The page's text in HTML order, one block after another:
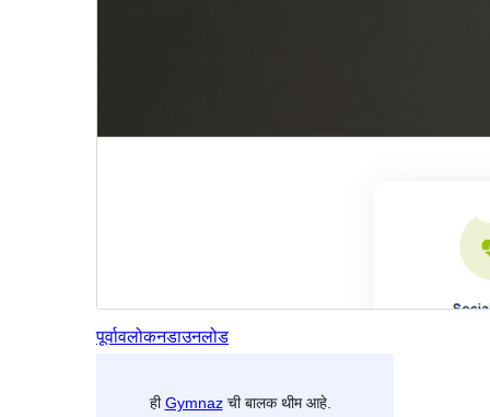
पूर्वावलोकनडाउनलोड
हीGymnazची बालक थीम आहे.